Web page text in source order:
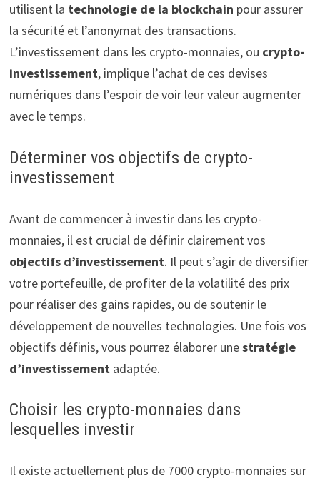
utilisent la technologie de la blockchain pour assurer
la sécurité et l’anonymat des transactions.
L’investissement dans les crypto-monnaies, ou crypto-
investissement, implique l’achat de ces devises
numériques dans l’espoir de voir leur valeur augmenter
avec le temps.
Déterminer vos objectifs de crypto-
investissement
Avant de commencer à investir dans les crypto-
monnaies, il est crucial de définir clairement vos
objectifs d’investissement. Il peut s’agir de diversifier
votre portefeuille, de profiter de la volatilité des prix
pour réaliser des gains rapides, ou de soutenir le
développement de nouvelles technologies. Une fois vos
objectifs définis, vous pourrez élaborer unestratégie
d’investissementadaptée.
Choisir les crypto-monnaies dans
lesquelles investir
Il existe actuellement plus de 7000 crypto-monnaies sur